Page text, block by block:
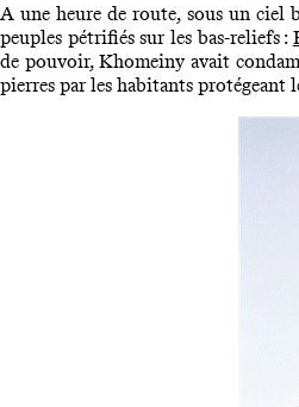
A une heure de route, sous un ciel
peuples pétrifiés sur les bas-reliefs :
de pouvoir, Khomeiny avait
pierres par les habitants